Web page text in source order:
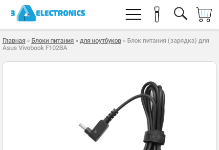
Главная » Блоки питания » для ноутбуков » Блок питания (зарядка) для
Asus Vivobook F102BA